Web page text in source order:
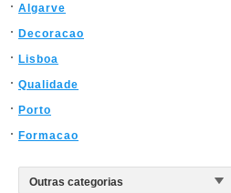
Algarve
Decoracao
Lisboa
Qualidade
Porto
Formacao